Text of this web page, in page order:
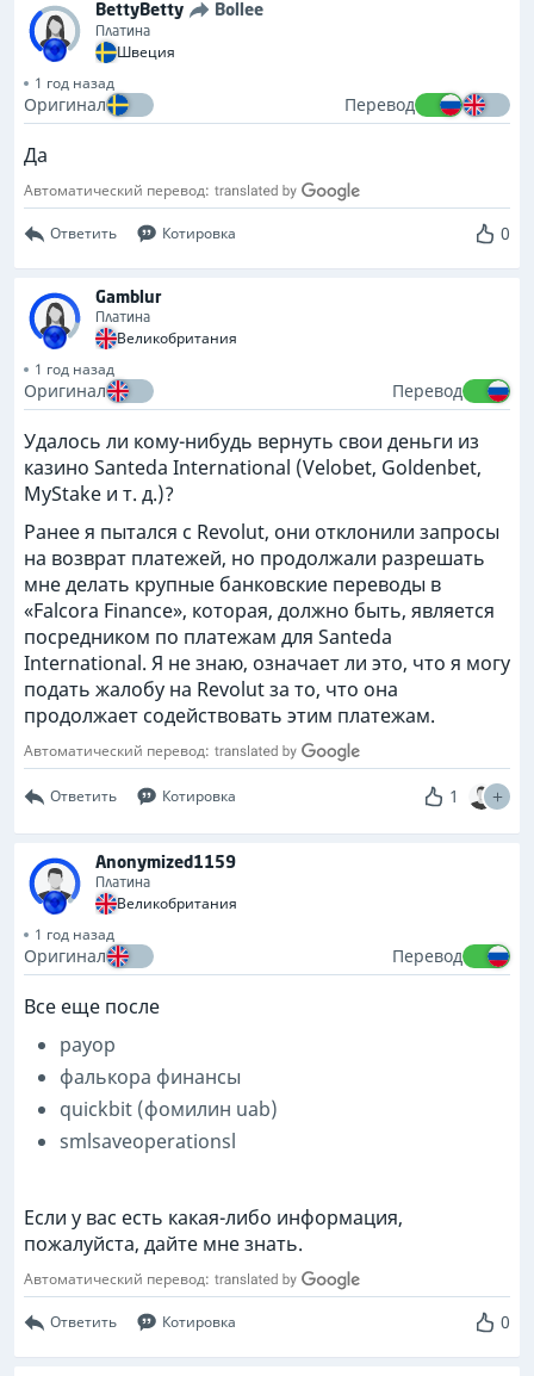
BettyBetty Bollee
Платина
Швеция
1 год назад
Оригинал Перевод
Да
Автоматический перевод:
Ответить Котировка 0
Gamblur
Платина
Великобритания
1 год назад
Оригинал Перевод
Удалось ли кому-нибудь вернуть свои деньги из
казино Santeda International (Velobet, Goldenbet,
MyStake и т. д.)?
Ранее я пытался с Revolut, они отклонили запросы
на возврат платежей, но продолжали разрешать
мне делать крупные банковские переводы в
«Falcora Finance», которая, должно быть, является
посредником по платежам для Santeda
International. Я не знаю, означает ли это, что я могу
подать жалобу на Revolut за то, что она
продолжает содействовать этим платежам.
Автоматический перевод:
Ответить Котировка 1
Anonymized1159
Платина
Великобритания
1 год назад
Оригинал Перевод
Все еще после
payop
фалькора финансы
quickbit (фомилин uab)
smlsaveoperationsl
Если у вас есть какая-либо информация,
пожалуйста, дайте мне знать.
Автоматический перевод:
Ответить Котировка 0